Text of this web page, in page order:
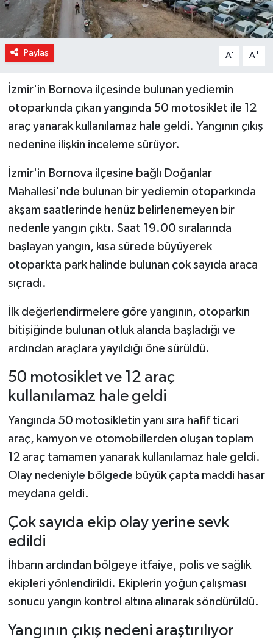
Paylaş A- A+
İzmir'in Bornova ilçesinde bulunan yediemin
otoparkında çıkan yangında 50 motosiklet ile 12
araç yanarak kullanılamaz hale geldi. Yangının çıkış
nedenine ilişkin inceleme sürüyor.
İzmir'in Bornova ilçesine bağlı Doğanlar
Mahallesi'nde bulunan bir yediemin otoparkında
akşam saatlerinde henüz belirlenemeyen bir
nedenle yangın çıktı. Saat 19.00 sıralarında
başlayan yangın, kısa sürede büyüyerek
otoparkta park halinde bulunan çok sayıda araca
sıçradı.
İlk değerlendirmelere göre yangının, otoparkın
bitişiğinde bulunan otluk alanda başladığı ve
ardından araçlara yayıldığı öne sürüldü.
50 motosiklet ve 12 araç
kullanılamaz hale geldi
Yangında 50 motosikletin yanı sıra hafif ticari
araç, kamyon ve otomobillerden oluşan toplam
12 araç tamamen yanarak kullanılamaz hale geldi.
Olay nedeniyle bölgede büyük çapta maddi hasar
meydana geldi.
Çok sayıda ekip olay yerine sevk
edildi
İhbarın ardından bölgeye itfaiye, polis ve sağlık
ekipleri yönlendirildi. Ekiplerin yoğun çalışması
sonucu yangın kontrol altına alınarak söndürüldü.
Yangının çıkış nedeni araştırılıyor
Siyaset
Son Dakika